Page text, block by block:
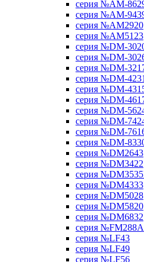
серия №AM-
серия №AM-
серия №AM2920
серия №AM5123
серия №DM-
серия №DM-
серия №DM-
серия №DM-
серия №DM-
серия №DM-
серия №DM-
серия №DM-
серия №DM-
серия №DM-
серия №DM2643
серия №DM3422
серия
серия №DM4333
серия №DM5028
серия №DM5820
серия №DM6832
серия №FM288A
серия №LF43
серия №LF49
серия №LF56